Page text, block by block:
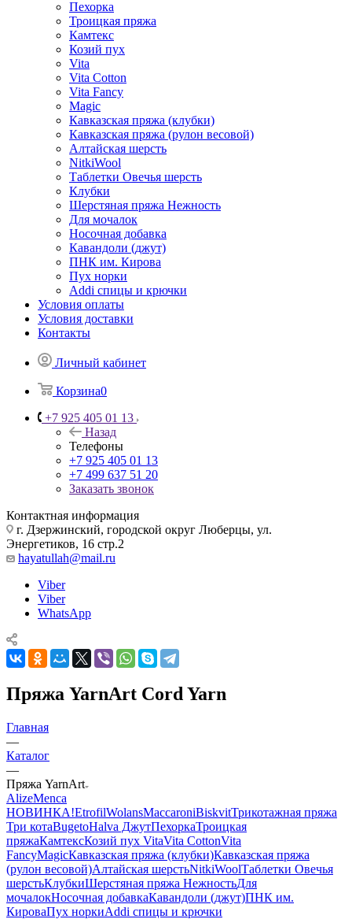
Пехорка
Троицкая пряжа
Камтекс
Козий пух
Vita
Vita Cotton
Vita Fancy
Magic
Кавказская пряжа (клубки)
Кавказская пряжа (рулон весовой)
Алтайская шерсть
NitkiWool
Таблетки Овечья шерсть
Клубки
Шерстяная пряжа Нежность
Для мочалок
Носочная добавка
Кавандоли (джут)
ПНК им. Кирова
Пух норки
Addi спицы и крючки
Условия оплаты
Условия доставки
Контакты
Личный кабинет
Корзина0
+7 925 405 01 13
Назад
Телефоны
+7 925 405 01 13
+7 499 637 51 20
Заказать звонок
Контактная информация
г. Дзержинский, городской округ Люберцы, ул.
Энергетиков, 16 стр.2
hayatullah@mail.ru
Viber
Viber
WhatsApp
Пряжа YarnArt Cord Yarn
Главная
—
Каталог
—
Пряжа YarnArt
AlizeMenca
НОВИНКА!EtrofilWolansMaccaroniBiskvitТрикотажная пряжа
Три котаBugetoHalva ДжутПехоркаТроицкая
пряжаКамтексКозий пух VitaVita CottonVita
FancyMagicКавказская пряжа (клубки)Кавказская пряжа
(рулон весовой)Алтайская шерстьNitkiWoolТаблетки Овечья
шерстьКлубкиШерстяная пряжа НежностьДля
мочалокНосочная добавкаКавандоли (джут)ПНК им.
КироваПух норкиAddi спицы и крючки